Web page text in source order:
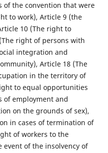
of the convention that were
to work), Article 9 (the
10 (The right to
right of persons with
integration and
Article 18 (The
in the territory of
to equal opportunities
of employment and
on the grounds of sex),
in cases of termination of
of workers to the
of the insolvency of